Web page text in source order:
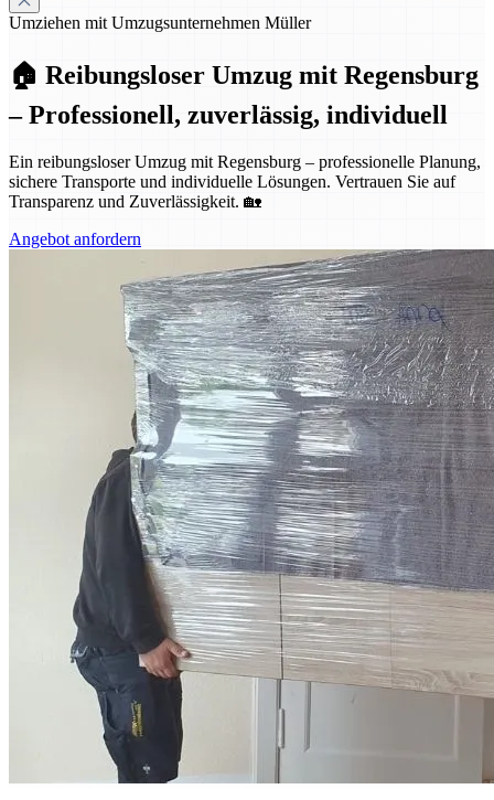
Umziehen mit Umzugsunternehmen Müller
🏠 Reibungsloser Umzug mit Regensburg
– Professionell, zuverlässig, individuell
Ein reibungsloser Umzug mit Regensburg – professionelle Planung,
sichere Transporte und individuelle Lösungen. Vertrauen Sie auf
Transparenz und Zuverlässigkeit. 🏡
Angebot anfordern